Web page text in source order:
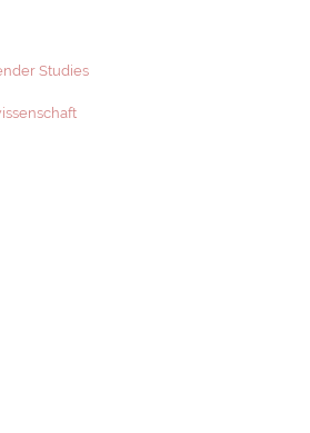
Studies